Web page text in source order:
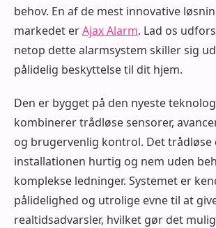
behov. En af de mest innovative
markedet erAjax Alarm. Lad os
netop dette alarmsystem skiller sig
pålidelig beskyttelse til dit hjem.
Den er bygget på den nyeste
kombinerer trådløse sensorer,
og brugervenlig kontrol. Det trådløse
installationen hurtig og nem uden
komplekse ledninger. Systemet er
pålidelighed og utrolige evne til at
realtidsadvarsler, hvilket gør det